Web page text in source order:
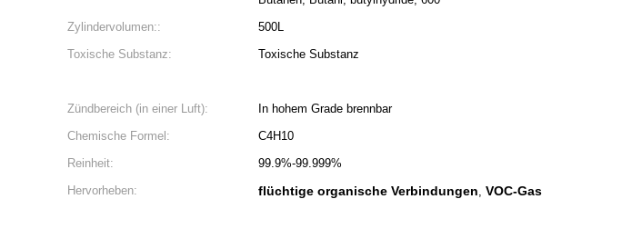
Zylindervolumen:: 500L
Toxische Substanz:
Toxische Substanz
Zündbereich (in einer Luft):
In hohem Grade brennbar
Chemische Formel:
C4H10
Reinheit:
99.9%-99.999%
Hervorheben:
flüchtige organische Verbindungen, VOC-Gas